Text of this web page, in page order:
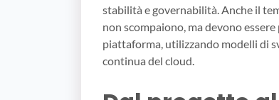
stabilità e governabilità. Anche il
non scompaiono, ma devono
piattaforma, utilizzando modelli di
continua del cloud.